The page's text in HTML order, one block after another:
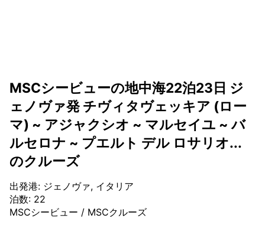
MSCシービューの地中海22泊23日 ジ
ェノヴァ発 チヴィタヴェッキア (ロー
マ) ~ アジャクシオ ~ マルセイユ ~ バ
ルセロナ ~ プエルト デル ロサリオ...
のクルーズ
出発港: ジェノヴァ, イタリア
泊数: 22
MSCシービュー / MSCクルーズ